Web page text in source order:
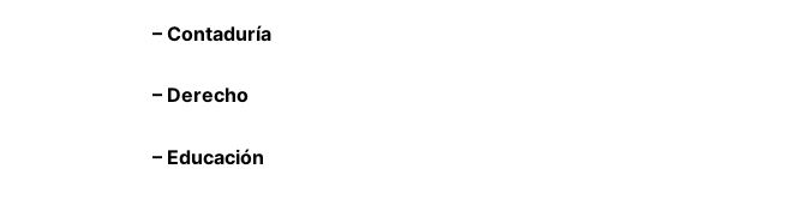
– Contaduría
– Derecho
– Educación